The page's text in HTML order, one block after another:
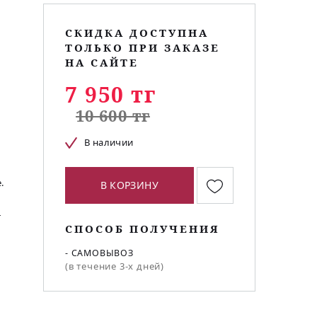
СКИДКА ДОСТУПНА
ТОЛЬКО ПРИ ЗАКАЗЕ
НА САЙТЕ
7 950 тг
10 600 тг
В наличии
В КОРЗИНУ
СПОСОБ ПОЛУЧЕНИЯ
- САМОВЫВОЗ
(в течение 3-х дней)